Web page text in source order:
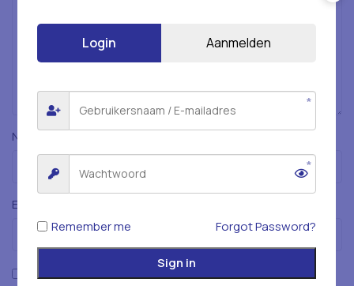
Naam *
E-mail
Mijn naam, e-mailadres en website opslaan in deze
Login Aanmelden
Remember me Forgot Password?
Sign in